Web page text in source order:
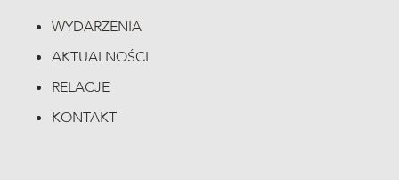
WYDARZENIA
AKTUALNOŚCI
RELACJE
KONTAKT